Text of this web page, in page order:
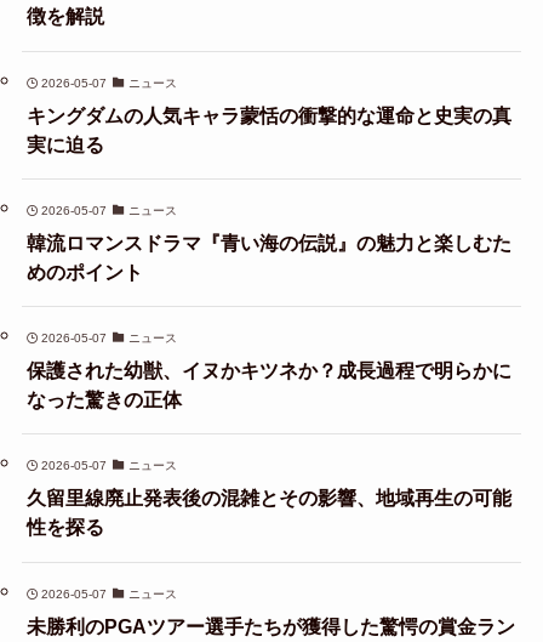
徴を解説
2026-05-07 ニュース
キングダムの人気キャラ蒙恬の衝撃的な運命と史実の真
実に迫る
2026-05-07 ニュース
韓流ロマンスドラマ『青い海の伝説』の魅力と楽しむた
めのポイント
2026-05-07 ニュース
保護された幼獣、イヌかキツネか？成長過程で明らかに
なった驚きの正体
2026-05-07 ニュース
久留里線廃止発表後の混雑とその影響、地域再生の可能
性を探る
2026-05-07 ニュース
未勝利のPGAツアー選手たちが獲得した驚愕の賞金ラン